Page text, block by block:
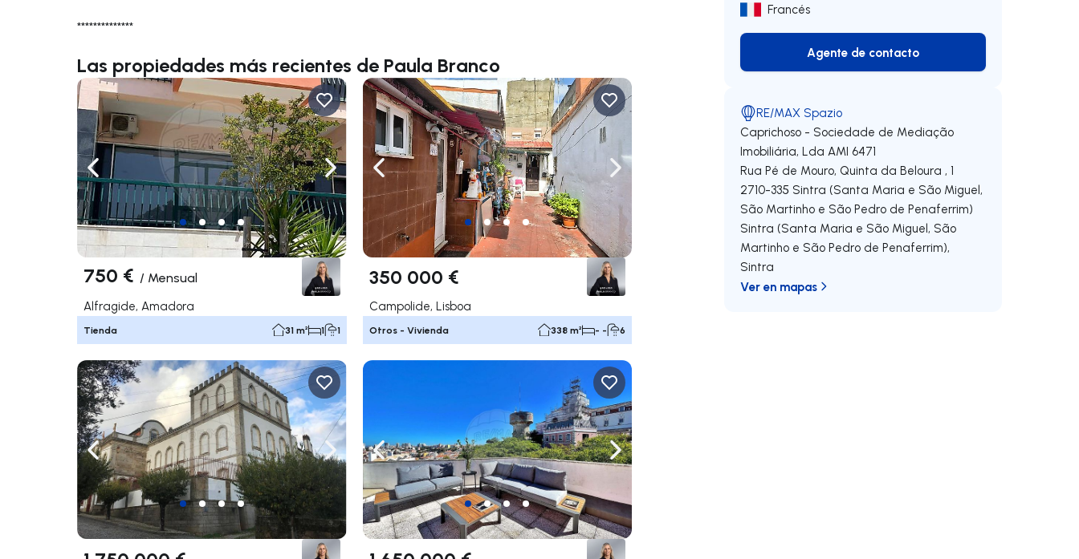
**************
Las propiedades más recientes de Paula Branco
Navega a la izquierda Navegar a la derecha
750 € / Mensual
Alfragide, Amadora
Tienda 31 m² 1 1
Navega a la izquierda Navegar a la derecha
350 000 €
Campolide, Lisboa
Otros - Vivienda 338 m² - - 6
Navega a la izquierda Navegar a la derecha
Navega a la izquierda Navegar a la derecha
Francés
Agente de contacto
Agente de contacto
RE/MAX Spazio
Caprichoso - Sociedade de Mediação
Imobiliária, Lda AMI 6471
Rua Pé de Mouro, Quinta da Beloura , 1
2710-335 Sintra (Santa Maria e São Miguel,
São Martinho e São Pedro de Penaferrim)
Sintra (Santa Maria e São Miguel, São
Martinho e São Pedro de Penaferrim),
Sintra
Ver en mapas